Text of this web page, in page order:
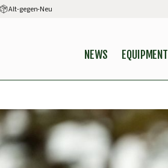
Alt-gegen-Neu
NEWS EQUIPMENT